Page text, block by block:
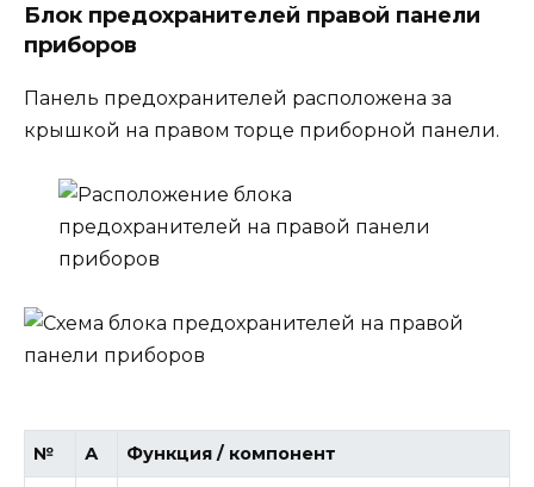
Блок предохранителей правой панели
приборов
Панель предохранителей расположена за
крышкой на правом торце приборной панели.
№ А Функция / компонент